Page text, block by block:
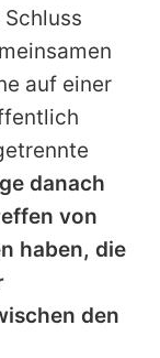
auf einer
danach
von
haben, die
den